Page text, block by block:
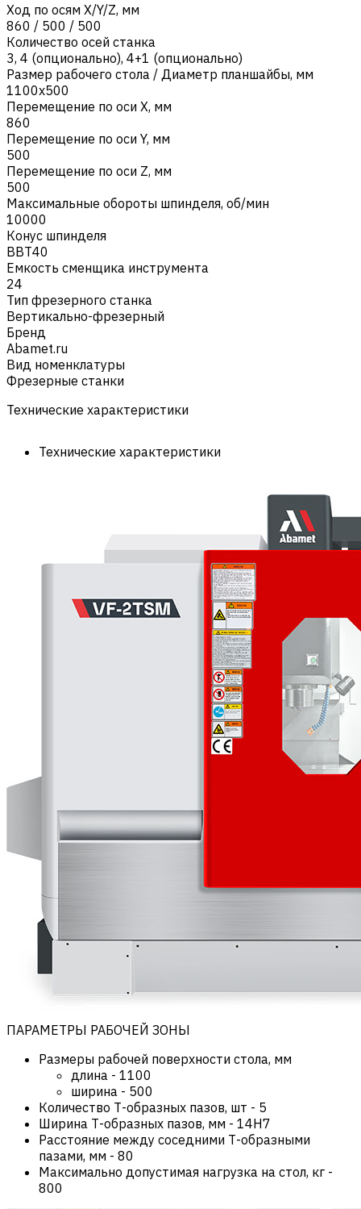
Ход по осям X/Y/Z, мм
860 / 500 / 500
Количество осей станка
3, 4 (опционально), 4+1 (опционально)
Размер рабочего стола / Диаметр планшайбы, мм
1100х500
Перемещение по оси X, мм
860
Перемещение по оси Y, мм
500
Перемещение по оси Z, мм
500
Максимальные обороты шпинделя, об/мин
10000
Конус шпинделя
BBT40
Емкость сменщика инструмента
24
Тип фрезерного станка
Вертикально-фрезерный
Бренд
Abamet.ru
Вид номенклатуры
Фрезерные станки
Технические характеристики
Технические характеристики
ПАРАМЕТРЫ РАБОЧЕЙ ЗОНЫ
Размеры рабочей поверхности стола, мм
длина - 1100
ширина - 500
Количество Т-образных пазов, шт - 5
Ширина Т-образных пазов, мм - 14H7
Расстояние между соседними Т-образными
пазами, мм - 80
Максимально допустимая нагрузка на стол, кг -
800